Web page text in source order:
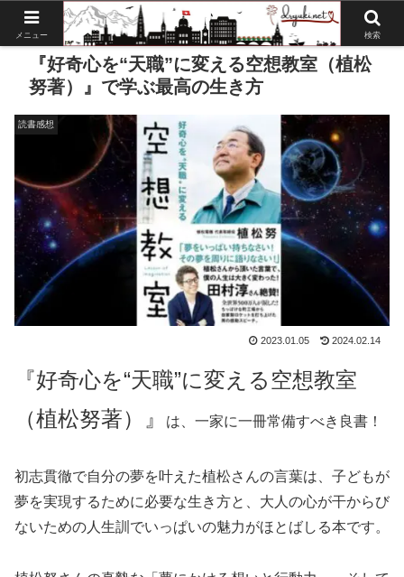
『好奇心を“天職”に変える空想教室（植松
努著）』で学ぶ最高の生き方
読書感想
2023.01.05 2024.02.14
『好奇心を“天職”に変える空想教室
（植松努著）』
は、一家に一冊常備すべき良書！
初志貫徹で自分の夢を叶えた植松さんの言葉は、子どもが
夢を実現するために必要な生き方と、大人の心が干からび
ないための人生訓でいっぱいの魅力がほとばしる本です。
メニュー 検索